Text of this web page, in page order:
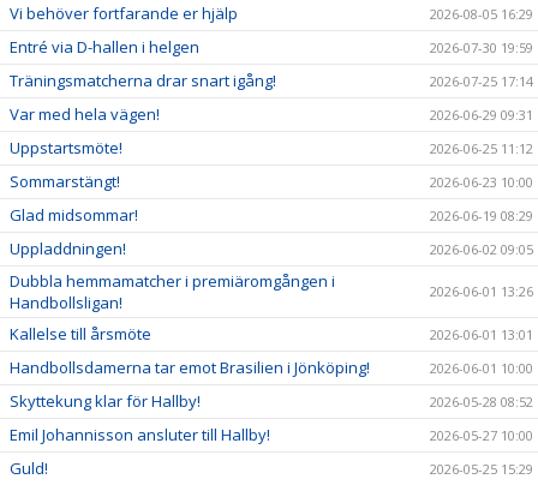
BILDGALLERI
Vi behöver fortfarande er hjälp 2026-08-05 16:29
Entré via D-hallen i helgen 2026-07-30 19:59
Träningsmatcherna drar snart igång! 2026-07-25 17:14
Var med hela vägen! 2026-06-29 09:31
Uppstartsmöte! 2026-06-25 11:12
Sommarstängt! 2026-06-23 10:00
Glad midsommar! 2026-06-19 08:29
Uppladdningen! 2026-06-02 09:05
Dubbla hemmamatcher i premiäromgången i
Handbollsligan!
2026-06-01 13:26
Kallelse till årsmöte 2026-06-01 13:01
Handbollsdamerna tar emot Brasilien i Jönköping! 2026-06-01 10:00
Skyttekung klar för Hallby! 2026-05-28 08:52
Emil Johannisson ansluter till Hallby! 2026-05-27 10:00
Guld! 2026-05-25 15:29